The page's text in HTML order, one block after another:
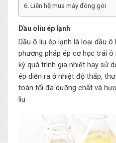
Liên hệ mua máy đóng gói
Dầu oliu ép lạnh
Dầu ô liu ép lạnh là loại dầu
phương pháp ép cơ học trái
kỳ quá trình gia nhiệt hay sử
ép diễn ra ở nhiệt độ thấp,
toàn tối đa dưỡng chất và
liu.